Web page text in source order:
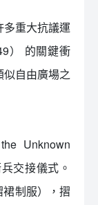
重大抗議運
） 的關鍵衝
自由廣場之
Unknown
交接儀式。
制服），摺